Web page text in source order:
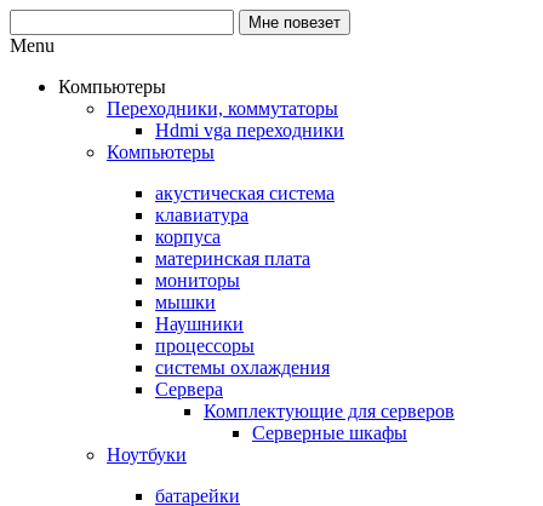
Menu
Компьютеры
Переходники, коммутаторы
Hdmi vga переходники
Компьютеры
акустическая система
клавиатура
корпуса
материнская плата
мониторы
мышки
Наушники
процессоры
системы охлаждения
Сервера
Комплектующие для серверов
Серверные шкафы
Ноутбуки
батарейки